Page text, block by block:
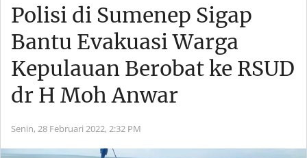
Polisi di Sumenep Sigap
Bantu Evakuasi Warga
Kepulauan Berobat ke RSUD
dr H Moh Anwar
Senin, 28 Februari 2022, 2:32 PM